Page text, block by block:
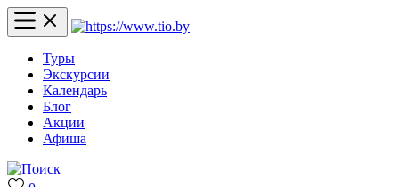
Туры
Экскурсии
Календарь
Блог
Акции
Афиша